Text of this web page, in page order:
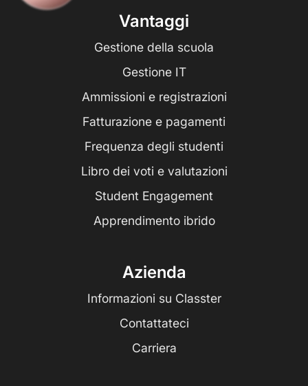
Vantaggi
Gestione della scuola
Gestione IT
Ammissioni e registrazioni
Fatturazione e pagamenti
Frequenza degli studenti
Libro dei voti e valutazioni
Student Engagement
Apprendimento ibrido
Azienda
Informazioni su Classter
Contattateci
Carriera